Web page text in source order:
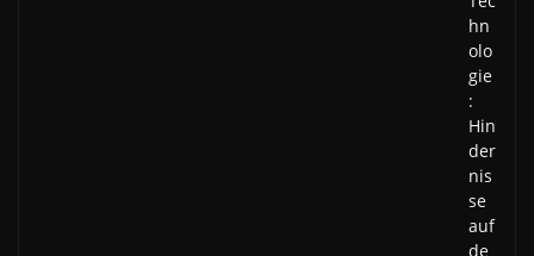
hn
olo
gie
:
Hin
der
nis
se
auf
de